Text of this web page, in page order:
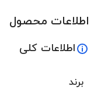
اطلاعات محصول
اطلاعات کلی
برند